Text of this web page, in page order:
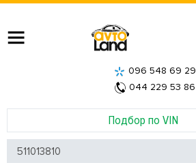
Подбор по VIN
096 548 69 29
044 229 53 86